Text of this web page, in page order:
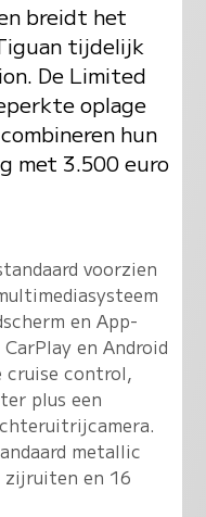
breidt het
tijdelijk
De Limited
oplage
hun
met 3.500 euro
voorzien
en App-
en Android
cruise control,
plus een
metallic
en 16